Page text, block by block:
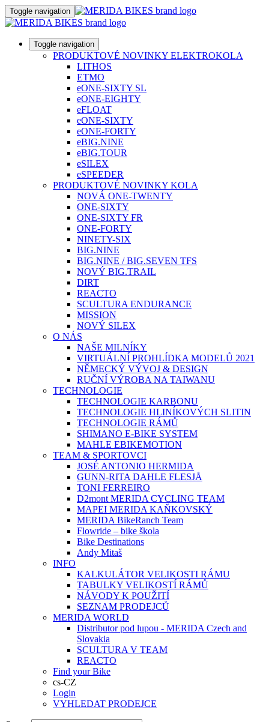
Toggle navigation
Toggle navigation
PRODUKTOVÉ NOVINKY ELEKTROKOLA
LITHOS
ETMO
eONE-SIXTY SL
eONE-EIGHTY
eFLOAT
eONE-SIXTY
eONE-FORTY
eBIG.NINE
eBIG.TOUR
eSILEX
eSPEEDER
PRODUKTOVÉ NOVINKY KOLA
NOVÁ ONE-TWENTY
ONE-SIXTY
ONE-SIXTY FR
ONE-FORTY
NINETY-SIX
BIG.NINE
BIG.NINE / BIG.SEVEN TFS
NOVÝ BIG.TRAIL
DIRT
REACTO
SCULTURA ENDURANCE
MISSION
NOVÝ SILEX
O NÁS
NAŠE MILNÍKY
VIRTUÁLNÍ PROHLÍDKA MODELŮ 2021
NĚMECKÝ VÝVOJ & DESIGN
RUČNÍ VÝROBA NA TAIWANU
TECHNOLOGIE
TECHNOLOGIE KARBONU
TECHNOLOGIE HLINÍKOVÝCH SLITIN
TECHNOLOGIE RÁMŮ
SHIMANO E-BIKE SYSTEM
MAHLE EBIKEMOTION
TEAM & SPORTOVCI
JOSÉ ANTONIO HERMIDA
GUNN-RITA DAHLE FLESJÅ
TONI FERREIRO
D2mont MERIDA CYCLING TEAM
MAPEI MERIDA KAŇKOVSKÝ
MERIDA BikeRanch Team
Flowride – bike škola
Bike Destinations
Andy Mitaš
INFO
KALKULÁTOR VELIKOSTI RÁMU
TABULKY VELIKOSTÍ RÁMŮ
NÁVODY K POUŽITÍ
SEZNAM PRODEJCŮ
MERIDA WORLD
Distributor pod lupou - MERIDA Czech and
Slovakia
SCULTURA V TEAM
REACTO
Find your Bike
cs-CZ
Login
VYHLEDAT PRODEJCE